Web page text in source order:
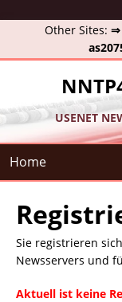
Other Sites: ⇒
USENET
Home
Sie registrieren
Newsservers und
Aktuell ist keine